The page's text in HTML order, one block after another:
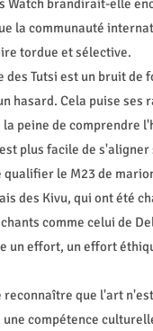
Watch brandirait-elle
la communauté
tordue et sélective.
des Tutsi est un bruit de
hasard. Cela puise
la peine de comprendre
plus facile de
qualifier le M23 de
des Kivu, qui ont été
comme celui de
un effort, un effort
reconnaître que l'art
une compétence